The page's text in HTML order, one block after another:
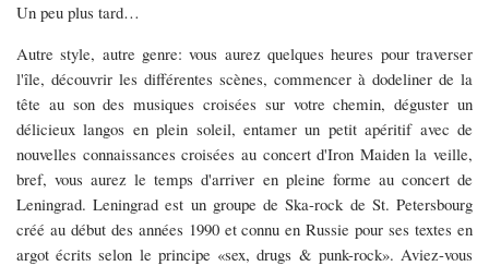
Un peu plus tard…
Autre style, autre genre: vous aurez quelques heures pour traverser
l'île, découvrir les différentes scènes, commencer à dodeliner de la
tête au son des musiques croisées sur votre chemin, déguster un
délicieux langos en plein soleil, entamer un petit apéritif avec de
nouvelles connaissances croisées au concert d'Iron Maiden la veille,
bref, vous aurez le temps d'arriver en pleine forme au concert de
Leningrad. Leningrad est un groupe de Ska-rock de St. Petersbourg
créé au début des années 1990 et connu en Russie pour ses textes en
argot écrits selon le principe «sex, drugs & punk-rock». Aviez-vous